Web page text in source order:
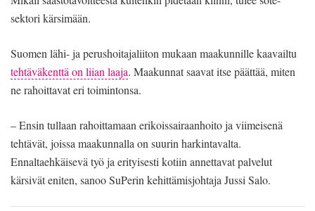
sektori kärsimään.
Suomen lähi- ja perushoitajaliiton mukaan maakunnille kaavailtu
tehtäväkenttä on liian laaja. Maakunnat saavat itse päättää, miten
ne rahoittavat eri toimintonsa.
– Ensin tullaan rahoittamaan erikoissairaanhoito ja viimeisenä
tehtävät, joissa maakunnalla on suurin harkintavalta.
Ennaltaehkäisevä työ ja erityisesti kotiin annettavat palvelut
kärsivät eniten, sanoo SuPerin kehittämisjohtaja Jussi Salo.